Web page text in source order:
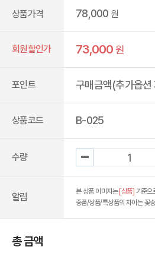
상품가격 78,000 원
회원할인가 73,000원
포인트 구매금액(추가옵션
상품코드 B-025
수량
알림 본 상품 이미지는 [상품] 기준으
중품/상품/특상품의 차이는 꽃
총 금액